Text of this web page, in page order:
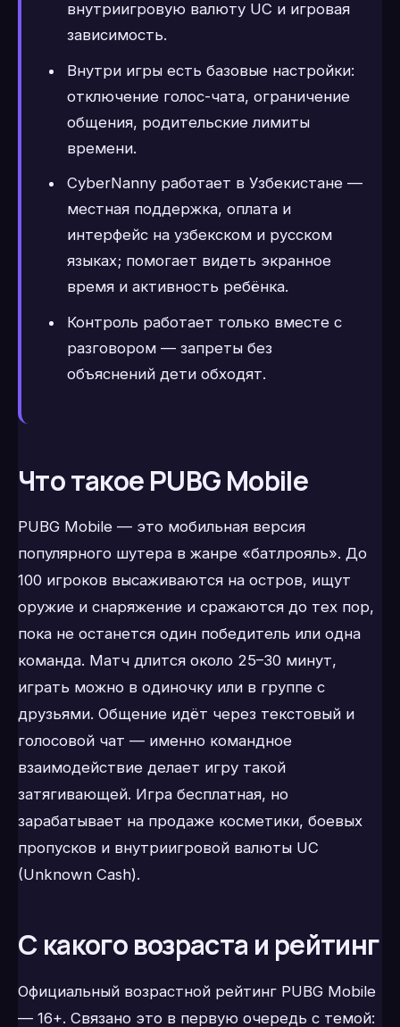
внутриигровую валюту UC и игровая
зависимость.
Внутри игры есть базовые настройки:
отключение голос-чата, ограничение
общения, родительские лимиты
времени.
CyberNanny работает в Узбекистане —
местная поддержка, оплата и
интерфейс на узбекском и русском
языках; помогает видеть экранное
время и активность ребёнка.
Контроль работает только вместе с
разговором — запреты без
объяснений дети обходят.
Что такое PUBG Mobile
PUBG Mobile — это мобильная версия
популярного шутера в жанре «батлрояль». До
100 игроков высаживаются на остров, ищут
оружие и снаряжение и сражаются до тех пор,
пока не останется один победитель или одна
команда. Матч длится около 25–30 минут,
играть можно в одиночку или в группе с
друзьями. Общение идёт через текстовый и
голосовой чат — именно командное
взаимодействие делает игру такой
затягивающей. Игра бесплатная, но
зарабатывает на продаже косметики, боевых
пропусков и внутриигровой валюты UC
(Unknown Cash).
С какого возраста и рейтинг
Официальный возрастной рейтинг PUBG Mobile
— 16+. Связано это в первую очередь с темой: